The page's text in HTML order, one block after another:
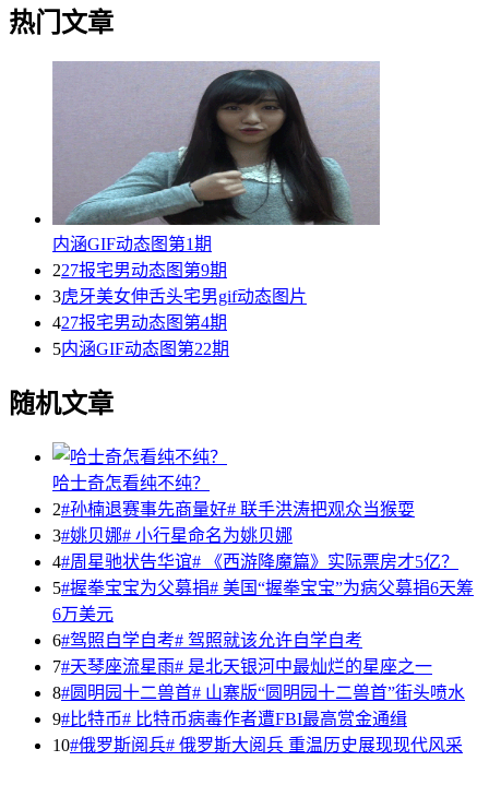
热门文章
内涵GIF动态图第1期
227报宅男动态图第9期
3虎牙美女伸舌头宅男gif动态图片
427报宅男动态图第4期
5内涵GIF动态图第22期
随机文章
哈士奇怎看纯不纯？
2#孙楠退赛事先商量好# 联手洪涛把观众当猴耍
3#姚贝娜# 小行星命名为姚贝娜
4#周星驰状告华谊# 《西游降魔篇》实际票房才5亿？
5#握拳宝宝为父募捐# 美国“握拳宝宝”为病父募捐6天筹
6万美元
6#驾照自学自考# 驾照就该允许自学自考
7#天琴座流星雨# 是北天银河中最灿烂的星座之一
8#圆明园十二兽首# 山寨版“圆明园十二兽首”街头喷水
9#比特币# 比特币病毒作者遭FBI最高赏金通缉
10#俄罗斯阅兵# 俄罗斯大阅兵 重温历史展现现代风采